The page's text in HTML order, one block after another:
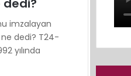
dedi?
imzalayan
dedi? T24-
yılında